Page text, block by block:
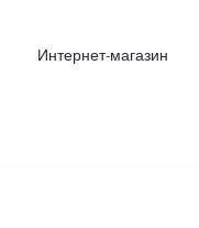
Интернет-магазин